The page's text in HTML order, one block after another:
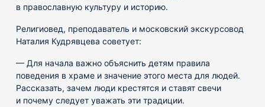
в православную культуру и историю.
Религиовед, преподаватель и московский экскурсовод
Наталия Кудрявцева советует:
— Для начала важно объяснить детям правила
поведения в храме и значение этого места для людей.
Рассказать, зачем люди крестятся и ставят свечи
и почему следует уважать эти традиции.